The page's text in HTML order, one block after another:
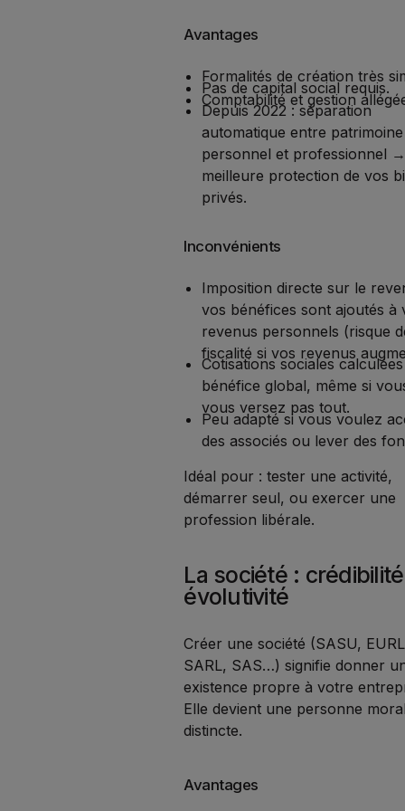
Avantages
Formalités de création très
Pas de capital social requis.
Comptabilité et gestion
Depuis 2022 : séparation
automatique entre patrimoine
personnel et professionnel →
meilleure protection de vos
privés.
Inconvénients
Imposition directe sur le
vos bénéfices sont ajoutés à
revenus personnels (risque
fiscalité si vos revenus
Cotisations sociales
bénéfice global, même si
vous versez pas tout.
Peu adapté si vous voulez
des associés ou lever des
Idéal pour : tester une activité,
démarrer seul, ou exercer une
profession libérale.
La société :
évolutivité
Créer une société (SASU,
SARL, SAS…) signifie donner
existence propre à votre
Elle devient une personne
distincte.
Avantages